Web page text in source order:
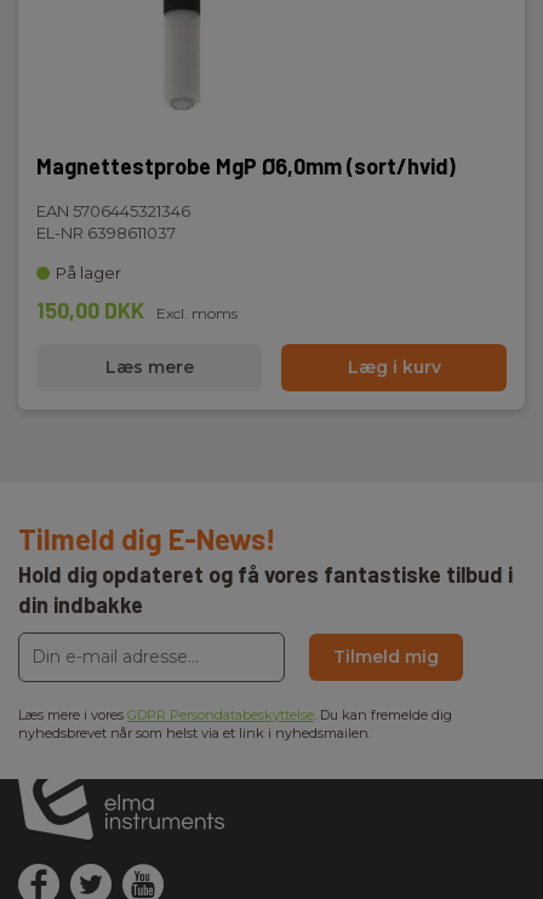
Magnettestprobe MgP Ø6,0mm (sort/hvid)
EAN 5706445321346
EL-NR 6398611037
På lager
150,00 DKK Excl. moms
Læs mere Læg i kurv
Tilmeld dig E-News!
Hold dig opdateret og få vores fantastiske tilbud i
din indbakke
Tilmeld mig
Læs mere i vores GDPR Persondatabeskyttelse. Du kan fremelde dig
nyhedsbrevet når som helst via et link i nyhedsmailen.